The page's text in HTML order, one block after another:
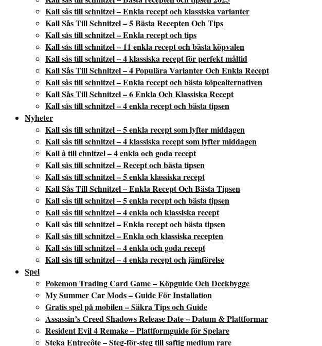
Kall sås till schnitzel – Enkla recept och klassiska varianter
Kall Sås Till Schnitzel – 5 Bästa Recepten Och Tips
Kall sås till schnitzel – Enkla recept och tips
Kall sås till schnitzel – 11 enkla recept och bästa köpvalen
Kall sås till schnitzel – 4 klassiska recept för perfekt måltid
Kall Sås Till Schnitzel – 4 Populära Varianter Och Enkla Recept
Kall sås till schnitzel – Enkla recept och bästa köpealternativen
Kall Sås Till Schnitzel – 6 Enkla Och Klassiska Recept
Kall sås till schnitzel – 4 enkla recept och bästa tipsen
Nyheter
Kall sås till schnitzel – 5 enkla recept som lyfter middagen
Kall sås till schnitzel – 4 klassiska recept som lyfter middagen
Kall å till chnitzel – 4 enkla och goda recept
Kall sås till schnitzel – Recept och bästa tipsen
Kall sås till schnitzel – 5 enkla klassiska recept
Kall Sås Till Schnitzel – Enkla Recept Och Bästa Tipsen
Kall sås till schnitzel – 5 enkla recept och bästa tipsen
Kall sås till schnitzel – 4 enkla och klassiska recept
Kall sås till schnitzel – Enkla recept och bästa tipsen
Kall sås till schnitzel – Enkla och klassiska recepten
Kall sås till schnitzel – 4 enkla och goda recept
Kall sås till schnitzel – 4 enkla recept och jämförelse
Spel
Pokemon Trading Card Game – Köpguide Och Deckbygge
My Summer Car Mods – Guide För Installation
Gratis spel på mobilen – Säkra Tips och Guide
Assassin’s Creed Shadows Release Date – Datum & Plattformar
Resident Evil 4 Remake – Plattformguide för Spelare
Steka Entrecôte – Steg-för-steg till saftig medium rare